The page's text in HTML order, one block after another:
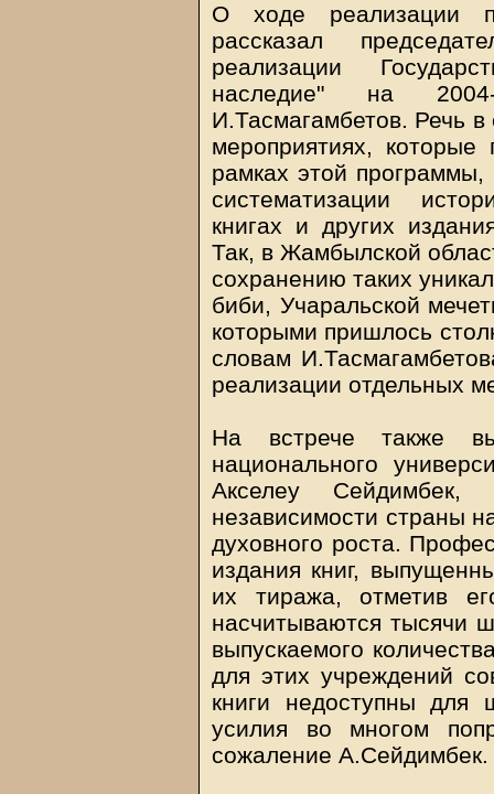
О ходе реализации
рассказал
реализации
наследие" на
И.Тасмагамбетов. Речь
мероприятиях,
рамках этой
систематизации
книгах и других
Так, в Жамбылской
сохранению таких
биби, Учаральской
которыми пришлось
словам
реализации отдельных
На встрече также
национального
Акселеу Сейдимбек,
независимости страны
духовного роста.
издания книг,
их тиража, отметив
насчитываются тысячи
выпускаемого
для этих учреждений
книги недоступны для
усилия во многом
сожаление А.Сейдимбек.